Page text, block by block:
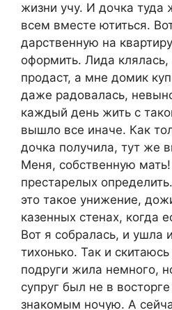
жизни учу. И дочка туда
всем вместе ютиться.
дарственную на
оформить. Лида
продаст, а мне домик
даже радовалась,
каждый день жить с
вышло все иначе. Как
дочка получила, тут же
Меня, собственную
престарелых
это такое унижение,
казенных стенах, когда
Вот я собралась, и ушла
тихонько. Так и
подруги жила немного,
супруг был не в
знакомым ночую. А